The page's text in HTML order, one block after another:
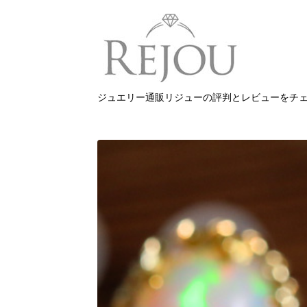
ジュエリー通販リジューの評判とレビューをチ